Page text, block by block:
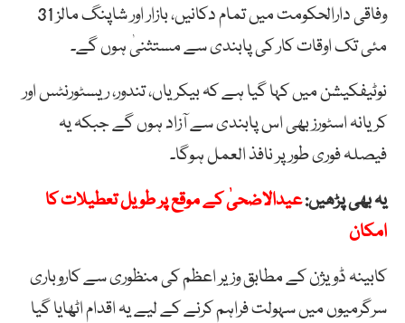
وفاقی دارالحکومت میں تمام دکانیں، بازار اور شاپنگ مالز 31
مئی تک اوقات کار کی پابندی سے مستثنیٰ ہوں گے۔
نوٹیفکیشن میں کہا گیا ہے کہ بیکریاں، تندور، ریسٹورنٹس اور
کریانہ اسٹورز بھی اس پابندی سے آزاد ہوں گے جبکہ یہ
فیصلہ فوری طور پر نافذ العمل ہوگا۔
یہ بھی پڑھیں:عیدالاضحیٰ کے موقع پر طویل تعطیلات کا
امکان
کابینہ ڈویژن کے مطابق وزیر اعظم کی منظوری سے کاروباری
سرگرمیوں میں سہولت فراہم کرنے کے لیے یہ اقدام اٹھایا گیا